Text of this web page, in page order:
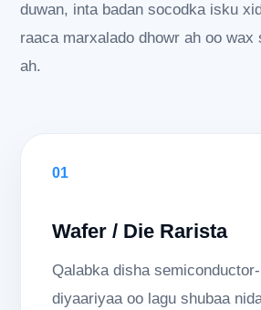
duwan, inta badan socodka isku
raaca marxalado dhowr ah oo wax
ah.
01
Wafer / Die Rarista
Qalabka disha
diyaariyaa oo lagu shubaa